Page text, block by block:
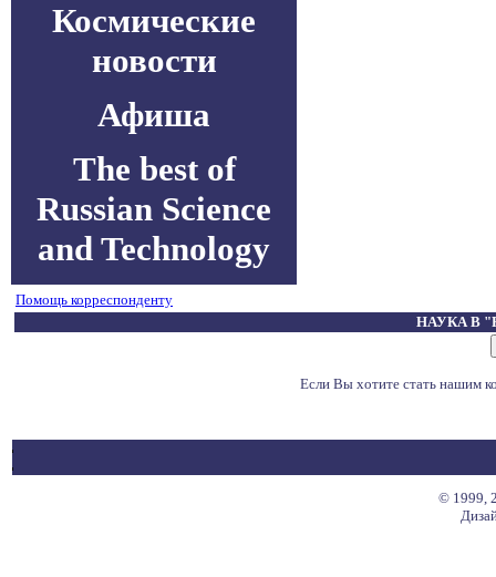
Космические
новости
Афиша
The best of
Russian Science
and Technology
Помощь корреспонденту
НАУКА В
Если Вы хотите стать нашим
© 1999,